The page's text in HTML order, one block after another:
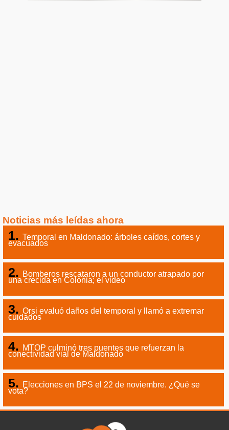
Noticias más leídas ahora
Temporal en Maldonado: árboles caídos, cortes y
evacuados
Bomberos rescataron a un conductor atrapado por
una crecida en Colonia; el video
Orsi evaluó daños del temporal y llamó a extremar
cuidados
MTOP culminó tres puentes que refuerzan la
conectividad vial de Maldonado
Elecciones en BPS el 22 de noviembre. ¿Qué se
vota?